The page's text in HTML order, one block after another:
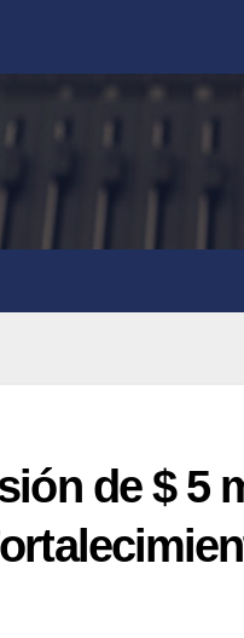
de $ 5